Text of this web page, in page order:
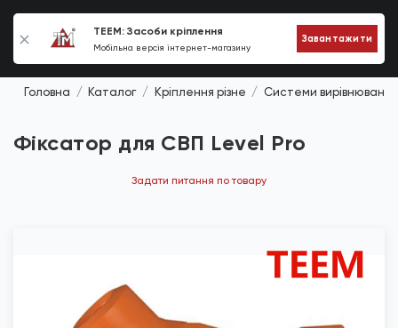
TEEM: Засоби кріплення
Мобільна версія інтернет-магазину
Завантажити
0
Головна Каталог Кріплення різне Системи
Фіксатор для СВП Level Pro
Задати питання по товару